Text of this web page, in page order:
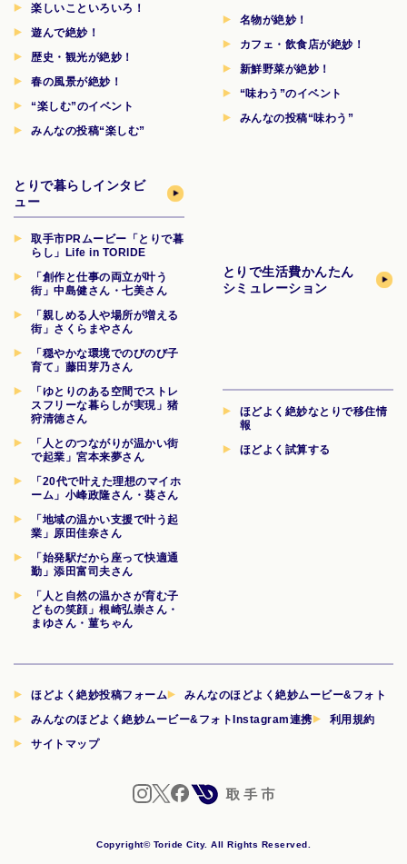
楽しいこといろいろ！
遊んで絶妙！
歴史・観光が絶妙！
春の風景が絶妙！
“楽しむ”のイベント
みんなの投稿“楽しむ”
名物が絶妙！
カフェ・飲食店が絶妙！
新鮮野菜が絶妙！
“味わう”のイベント
みんなの投稿“味わう”
とりで暮らしインタビ
ュー
取手市PRムービー「とりで暮
らし」Life in TORIDE
「創作と仕事の両立が叶う
街」中島健さん・七美さん
「親しめる人や場所が増える
街」さくらまやさん
「穏やかな環境でのびのび子
育て」藤田芽乃さん
「ゆとりのある空間でストレ
スフリーな暮らしが実現」猪
狩清徳さん
「人とのつながりが温かい街
で起業」宮本来夢さん
「20代で叶えた理想のマイホ
ーム」小峰政隆さん・葵さん
「地域の温かい支援で叶う起
業」原田佳奈さん
「始発駅だから座って快適通
勤」添田富司夫さん
「人と自然の温かさが育む子
どもの笑顔」根崎弘崇さん・
まゆさん・菫ちゃん
とりで生活費かんたん
シミュレーション
ほどよく絶妙なとりで移住情
報
ほどよく試算する
ほどよく絶妙投稿フォーム
みんなのほどよく絶妙ムービー&フォト
みんなのほどよく絶妙ムービー&フォトInstagram連携
利用規約
サイトマップ
Copyright© Toride City. All Rights Reserved.